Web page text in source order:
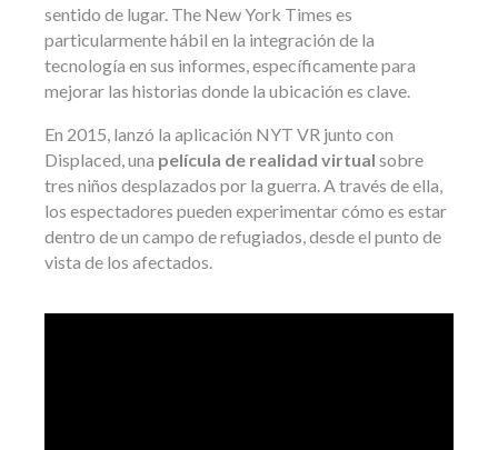
sentido de lugar. The New York Times es
particularmente hábil en la integración de la
tecnología en sus informes, específicamente para
mejorar las historias donde la ubicación es clave.
En 2015, lanzó la aplicación NYT VR junto con
Displaced, una película de realidad virtual sobre
tres niños desplazados por la guerra. A través de ella,
los espectadores pueden experimentar cómo es estar
dentro de un campo de refugiados, desde el punto de
vista de los afectados.